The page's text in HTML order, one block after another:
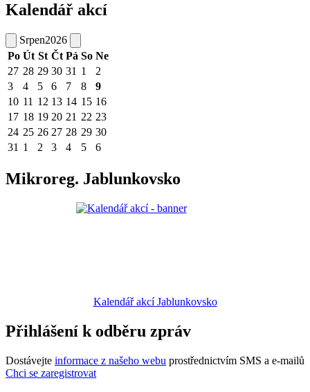
Kalendář akcí
Srpen2026
Po Út St Čt Pá So Ne
27 28 29 30 31 1
2
3
4 5 6 7 8
9
10 11 12 13 14 15 16
17 18 19 20 21 22 23
24 25 26 27 28 29 30
31 1 2 3 4 5 6
Mikroreg. Jablunkovsko
Kalendář akcí Jablunkovsko
Přihlášení k odběru zpráv
Dostávejte informace z našeho webu prostřednictvím SMS a e-mailů
Chci se zaregistrovat